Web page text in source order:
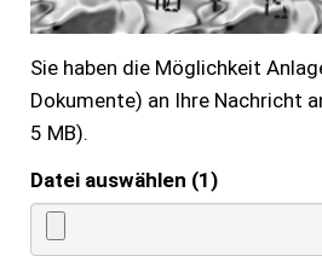
Sie haben die Möglichkeit
Dokumente) an Ihre Nachricht
5 MB).
Datei auswählen (1)